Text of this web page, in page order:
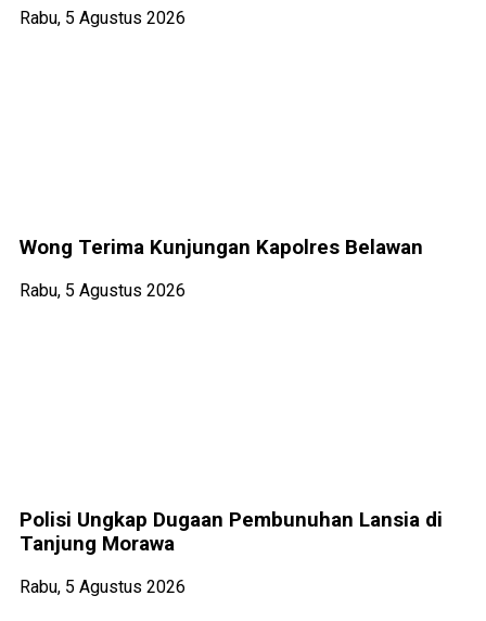
Rabu, 5 Agustus 2026
Wong Terima Kunjungan Kapolres Belawan
Rabu, 5 Agustus 2026
Polisi Ungkap Dugaan Pembunuhan Lansia di
Tanjung Morawa
Rabu, 5 Agustus 2026